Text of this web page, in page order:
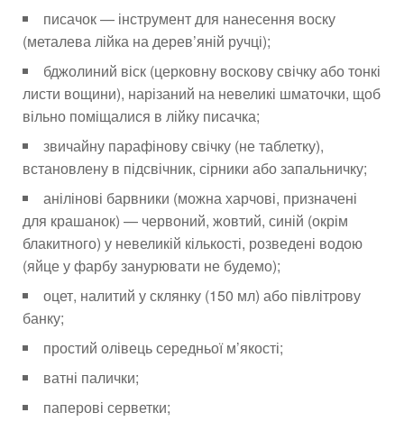
писачок — інструмент для нанесення воску
(металева лійка на дерев’яній ручці);
бджолиний віск (церковну воскову свічку або тонкі
листи вощини), нарізаний на невеликі шматочки, щоб
вільно поміщалися в лійку писачка;
звичайну парафінову свічку (не таблетку),
встановлену в підсвічник, сірники або запальничку;
анілінові барвники (можна харчові, призначені
для крашанок) — червоний, жовтий, синій (окрім
блакитного) у невеликій кількості, розведені водою
(яйце у фарбу занурювати не будемо);
оцет, налитий у склянку (150 мл) або півлітрову
банку;
простий олівець середньої м’якості;
ватні палички;
паперові серветки;